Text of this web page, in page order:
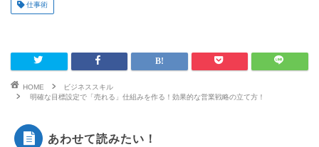
仕事術
HOME
ビジネススキル
明確な目標設定で「売れる」仕組みを作る！効果的な営業戦略の立て方！
あわせて読みたい！